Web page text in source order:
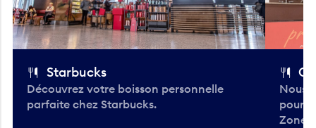
Découvrez votre boisson personnelle
parfaite chez Starbucks.
Nous
pour
Zone.
T1 —